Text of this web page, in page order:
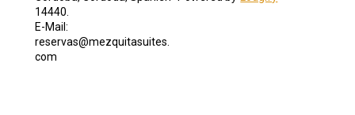
14440.
E-Mail:
reservas@mezquitasuites.
com